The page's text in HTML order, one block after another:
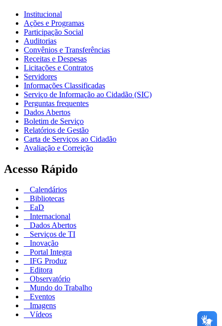
Institucional
Ações e Programas
Participação Social
Auditorias
Convênios e Transferências
Receitas e Despesas
Licitações e Contratos
Servidores
Informações Classificadas
Serviço de Informação ao Cidadão (SIC)
Perguntas frequentes
Dados Abertos
Boletim de Serviço
Relatórios de Gestão
Carta de Serviços ao Cidadão
Avaliação e Correição
Acesso Rápido
Calendários
Bibliotecas
EaD
Internacional
Dados Abertos
Serviços de TI
Inovação
Portal Integra
IFG Produz
Editora
Observatório
Mundo do Trabalho
Eventos
Imagens
Vídeos